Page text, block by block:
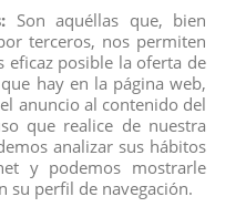
Son aquéllas que, bien
terceros, nos permiten
eficaz posible la oferta de
hay en la página web,
anuncio al contenido del
que realice de nuestra
analizar sus hábitos
y podemos mostrarle
su perfil de navegación.